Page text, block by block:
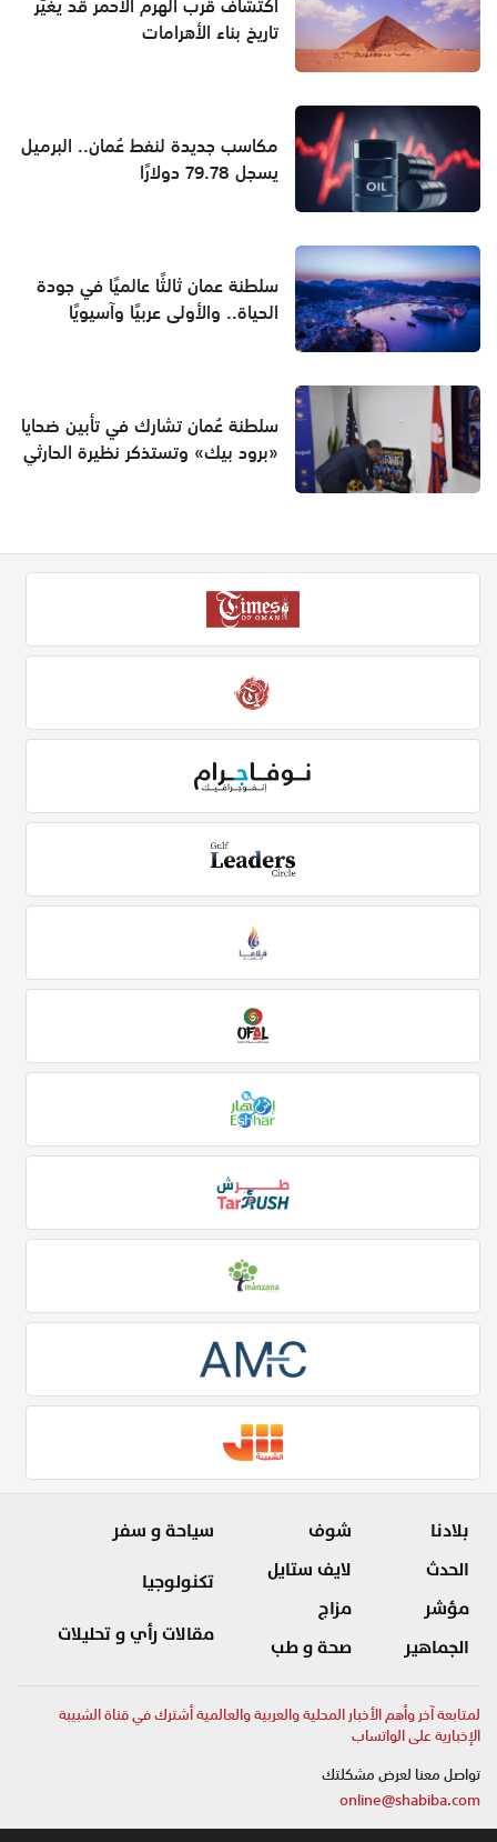
تاريخ بناء الأهرامات
مكاسب جديدة لنفط عُمان.. البرميل
يسجل 79.78 دولارًا
سلطنة عمان ثالثًا عالميًا في جودة
الحياة.. والأولى عربيًا وآسيويًا
سلطنة عُمان تشارك في تأبين ضحايا
«برود بيك» وتستذكر نظيرة الحارثي
بلادنا
الحدث
مؤشر
الجماهير
شوف
لايف ستايل
مزاج
صحة و طب
سياحة و سفر
تكنولوجيا
مقالات رأي و تحليلات
لمتابعة آخر وأهم الأخبار المحلية والعربية والعالمية أشترك في قناة الشبيبة
الإخبارية على الواتساب
تواصل معنا لعرض مشكلتك
online@shabiba.com